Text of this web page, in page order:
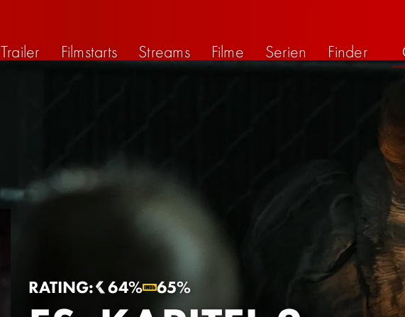
Trailer Filmstarts Streams Filme Serien Finder
RATING: 64% 65%